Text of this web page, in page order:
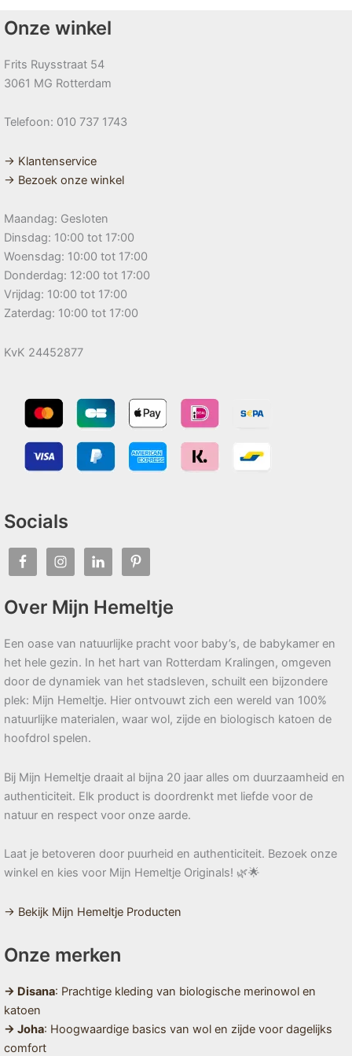
Onze winkel
Frits Ruysstraat 54
3061 MG Rotterdam
Telefoon: 010 737 1743
→ Klantenservice
→ Bezoek onze winkel
Maandag: Gesloten
Dinsdag: 10:00 tot 17:00
Woensdag: 10:00 tot 17:00
Donderdag: 12:00 tot 17:00
Vrijdag: 10:00 tot 17:00
Zaterdag: 10:00 tot 17:00
KvK 24452877
Socials
Over Mijn Hemeltje
Een oase van natuurlijke pracht voor baby’s, de babykamer en
het hele gezin. In het hart van Rotterdam Kralingen, omgeven
door de dynamiek van het stadsleven, schuilt een bijzondere
plek: Mijn Hemeltje. Hier ontvouwt zich een wereld van 100%
natuurlijke materialen, waar wol, zijde en biologisch katoen de
hoofdrol spelen.
Bij Mijn Hemeltje draait al bijna 20 jaar alles om duurzaamheid en
authenticiteit. Elk product is doordrenkt met liefde voor de
natuur en respect voor onze aarde.
Laat je betoveren door puurheid en authenticiteit. Bezoek onze
winkel en kies voor Mijn Hemeltje Originals! 🌿🌟
→ Bekijk Mijn Hemeltje Producten
Onze merken
→ Disana: Prachtige kleding van biologische merinowol en
katoen
→ Joha: Hoogwaardige basics van wol en zijde voor dagelijks
comfort